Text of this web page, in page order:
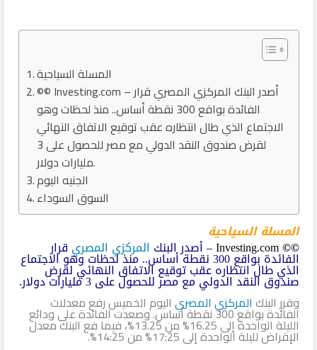
المسلة السياحية
©© Investing.com – أصدر البنك المركزي المصري قرار
الفائدة بواقع 300 نقطة أساس.. منذ لحظات وهو
الاجتماع الذي طال انتظاره عقب توقيع الاتفاق النهائي
لقرض صندوق النقد الدولي مع مصر للحصول على 3
مليارات دولار.
الجنيه اليوم
السوق السوداء
المسلة السياحية
©©
Investing.com – أصدر البنك المركزي المصري قرار
الفائدة بواقع 300 نقطة أساس.. منذ لحظات وهو الاجتماع
الذي طال انتظاره عقب توقيع الاتفاق النهائي لقرض
صندوق النقد الدولي مع مصر للحصول على 3 مليارات دولار.
وقرر البنك المركزي المصري اليوم الخميس رفع معدلات
الفائدة بواقع 300 نقطة أساس. وصعدت الفائدة على ودائع
الليلة الواحدة إلى 16.25% من 13.25%، فيما فع البنك معدل
الإقراض لليلة الواحدة إلى 17:25% من 14:25%.